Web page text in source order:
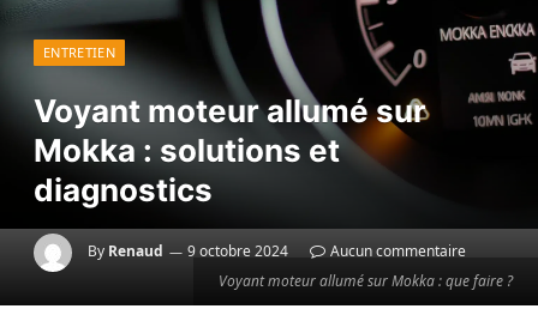
Voyant moteur allumé sur Mokka : que faire ?
ENTRETIEN
Voyant moteur allumé sur
Mokka : solutions et
diagnostics
By Renaud 9 octobre 2024 Aucun commentaire